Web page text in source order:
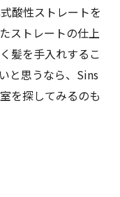
酸性ストレートを
ストレートの仕上
髪を手入れするこ
と思うなら、Sins
を探してみるのも